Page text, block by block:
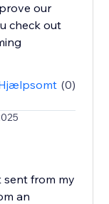
our
check out
(0)
sent from my
an